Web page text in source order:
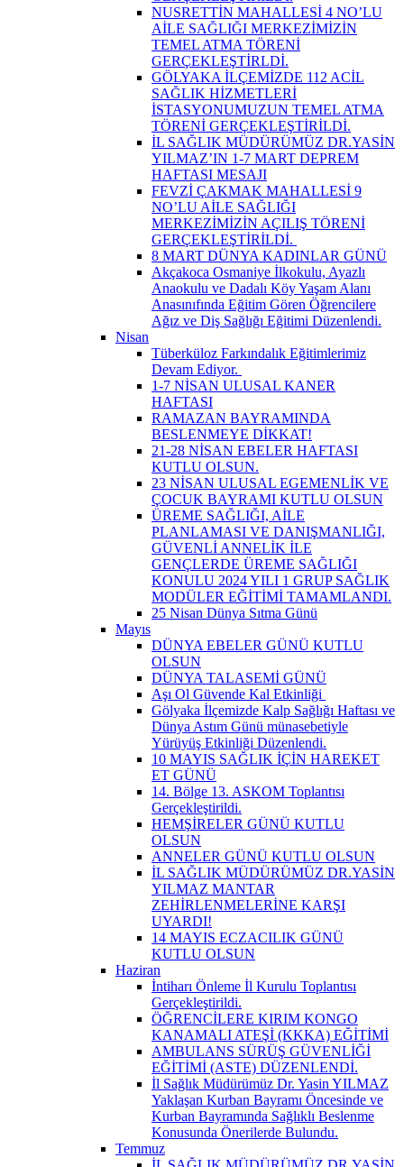
NUSRETTİN MAHALLESİ 4 NO’LU
AİLE SAĞLIĞI MERKEZİMİZİN
TEMEL ATMA TÖRENİ
GERÇEKLEŞTİRLDİ.
GÖLYAKA İLÇEMİZDE 112 ACİL
SAĞLIK HİZMETLERİ
İSTASYONUMUZUN TEMEL ATMA
TÖRENİ GERÇEKLEŞTİRİLDİ.
İL SAĞLIK MÜDÜRÜMÜZ DR.YASİN
YILMAZ’IN 1-7 MART DEPREM
HAFTASI MESAJI
FEVZİ ÇAKMAK MAHALLESİ 9
NO’LU AİLE SAĞLIĞI
MERKEZİMİZİN AÇILIŞ TÖRENİ
GERÇEKLEŞTİRİLDİ. ​
8 MART DÜNYA KADINLAR GÜNÜ
Akçakoca Osmaniye İlkokulu, Ayazlı
Anaokulu ve Dadalı Köy Yaşam Alanı
Anasınıfında Eğitim Gören Öğrencilere
Ağız ve Diş Sağlığı Eğitimi Düzenlendi.
Nisan
Tüberküloz Farkındalık Eğitimlerimiz
Devam Ediyor. ​
1-7 NİSAN ULUSAL KANER
HAFTASI
RAMAZAN BAYRAMINDA
BESLENMEYE DİKKAT!
21-28 NİSAN EBELER HAFTASI
KUTLU OLSUN.
23 NİSAN ULUSAL EGEMENLİK VE
ÇOCUK BAYRAMI KUTLU OLSUN
ÜREME SAĞLIĞI, AİLE
PLANLAMASI VE DANIŞMANLIĞI,
GÜVENLİ ANNELİK İLE
GENÇLERDE ÜREME SAĞLIĞI
KONULU 2024 YILI 1 GRUP SAĞLIK
MODÜLER EĞİTİMİ TAMAMLANDI.
25 Nisan Dünya Sıtma Günü
Mayıs
DÜNYA EBELER GÜNÜ KUTLU
OLSUN
DÜNYA TALASEMİ GÜNÜ
Aşı Ol Güvende Kal Etkinliği ​
Gölyaka İlçemizde Kalp Sağlığı Haftası ve
Dünya Astım Günü münasebetiyle
Yürüyüş Etkinliği Düzenlendi.
10 MAYIS SAĞLIK İÇİN HAREKET
ET GÜNÜ
14. Bölge 13. ASKOM Toplantısı
Gerçekleştirildi.
HEMŞİRELER GÜNÜ KUTLU
OLSUN
ANNELER GÜNÜ KUTLU OLSUN
İL SAĞLIK MÜDÜRÜMÜZ DR.YASİN
YILMAZ MANTAR
ZEHİRLENMELERİNE KARŞI
UYARDI!
14 MAYIS ECZACILIK GÜNÜ
KUTLU OLSUN
Haziran
İntiharı Önleme İl Kurulu Toplantısı
Gerçekleştirildi.
ÖĞRENCİLERE KIRIM KONGO
KANAMALI ATEŞİ (KKKA) EĞİTİMİ
AMBULANS SÜRÜŞ GÜVENLİĞİ
EĞİTİMİ (ASTE) DÜZENLENDİ.
İl Sağlık Müdürümüz Dr. Yasin YILMAZ
Yaklaşan Kurban Bayramı Öncesinde ve
Kurban Bayramında Sağlıklı Beslenme
Konusunda Önerilerde Bulundu.
Temmuz